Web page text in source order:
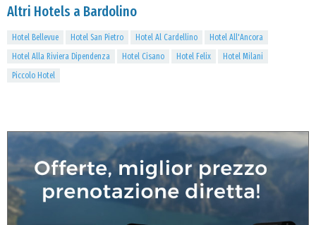
Altri Hotels a Bardolino
Hotel Bellevue Hotel San Pietro Hotel Al Cardellino
Hotel All'Ancora
Hotel Alla Riviera Dipendenza
Hotel Cisano Hotel Felix
Hotel Milani
Piccolo Hotel